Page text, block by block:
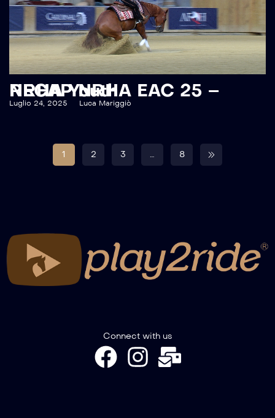
RECAP NRHA EAC 25 – NRHA Youth
Luglio 24, 2025 Luca Mariggiò
1 2 3 … 8
Connect with us